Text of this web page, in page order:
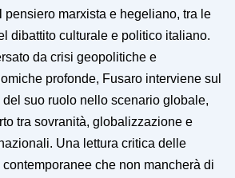
pensiero marxista e hegeliano, tra le
dibattito culturale e politico italiano.
da crisi geopolitiche e
profonde, Fusaro interviene sul
suo ruolo nello scenario globale,
tra sovranità, globalizzazione e
Una lettura critica delle
che non mancherà di